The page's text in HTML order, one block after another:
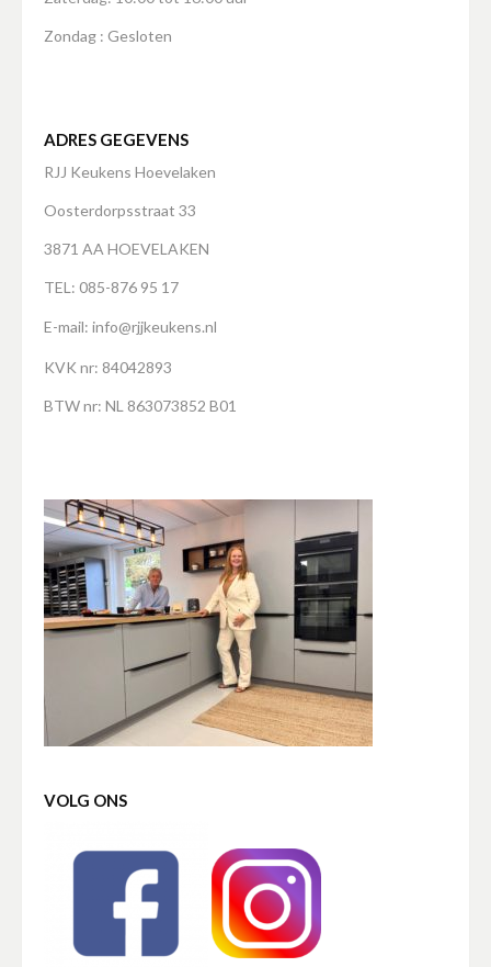
Zondag : Gesloten
ADRES GEGEVENS
RJJ Keukens Hoevelaken
Oosterdorpsstraat 33
3871 AA HOEVELAKEN
TEL: 085-876 95 17
E-mail: info@rjjkeukens.nl
KVK nr: 84042893
BTW nr: NL 863073852 B01
VOLG ONS